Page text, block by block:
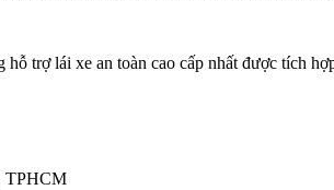
hỗ trợ lái xe an toàn cao cấp nhất được tích
TPHCM